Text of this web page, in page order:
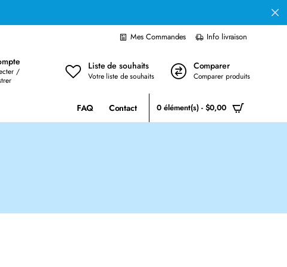
Mes Commandes Info livraison
/
Liste de souhaits
Votre liste de souhaits
Comparer
Comparer produits
FAQ Contact 0 élément(s) - $0,00